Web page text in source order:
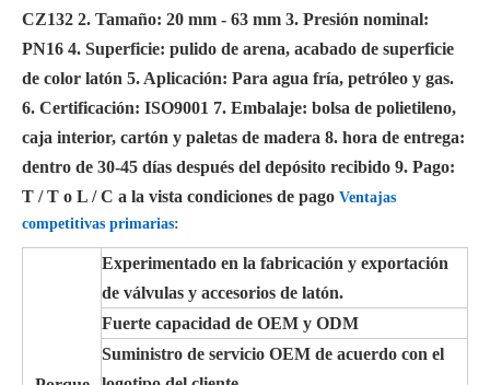
CZ132 2. Tamaño: 20 mm - 63 mm 3. Presión nominal:
PN16 4. Superficie: pulido de arena, acabado de superficie
de color latón 5. Aplicación: Para agua fría, petróleo y gas.
6. Certificación: ISO9001 7. Embalaje: bolsa de polietileno,
caja interior, cartón y paletas de madera 8. hora de entrega:
dentro de 30-45 días después del depósito recibido 9. Pago:
T / T o L / C a la vista condiciones de pago Ventajas
competitivas primarias:
Experimentado en la fabricación y exportación
de válvulas y accesorios de latón.
Fuerte capacidad de OEM y ODM
Suministro de servicio OEM de acuerdo con el